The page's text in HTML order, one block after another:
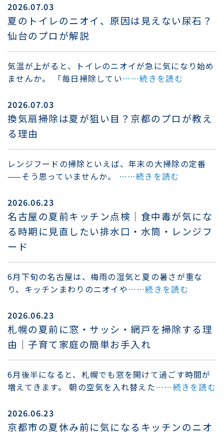
2026.07.03
夏のトイレのニオイ、原因は見えない尿石？
仙台のプロが解説
気温が上がると、トイレのニオイが急に気になり始め
ませんか。 「毎日掃除してい……続きを読む
2026.07.03
換気扇掃除は夏が狙い目？京都のプロが教え
る理由
レンジフードの掃除といえば、年末の大掃除の定番
——そう思っていませんか。 ……続きを読む
2026.06.23
名古屋の夏前キッチン点検｜食中毒が気にな
る時期に見直したい排水口・水筒・レンジフ
ード
6月下旬の名古屋は、梅雨の湿気と夏の暑さが重な
り、キッチンまわりのニオイや……続きを読む
2026.06.23
札幌の夏前に窓・サッシ・網戸を掃除する理
由｜子育て家庭の簡単お手入れ
6月後半になると、札幌でも窓を開けて過ごす時間が
増えてきます。 朝の空気を入れ替えた……続きを読む
2026.06.23
京都市の夏休み前に気になるキッチンのニオ